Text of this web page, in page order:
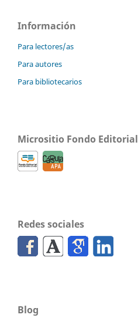
Información
Para lectores/as
Para autores
Para bibliotecarios
Micrositio Fondo Editorial
Redes sociales
Blog